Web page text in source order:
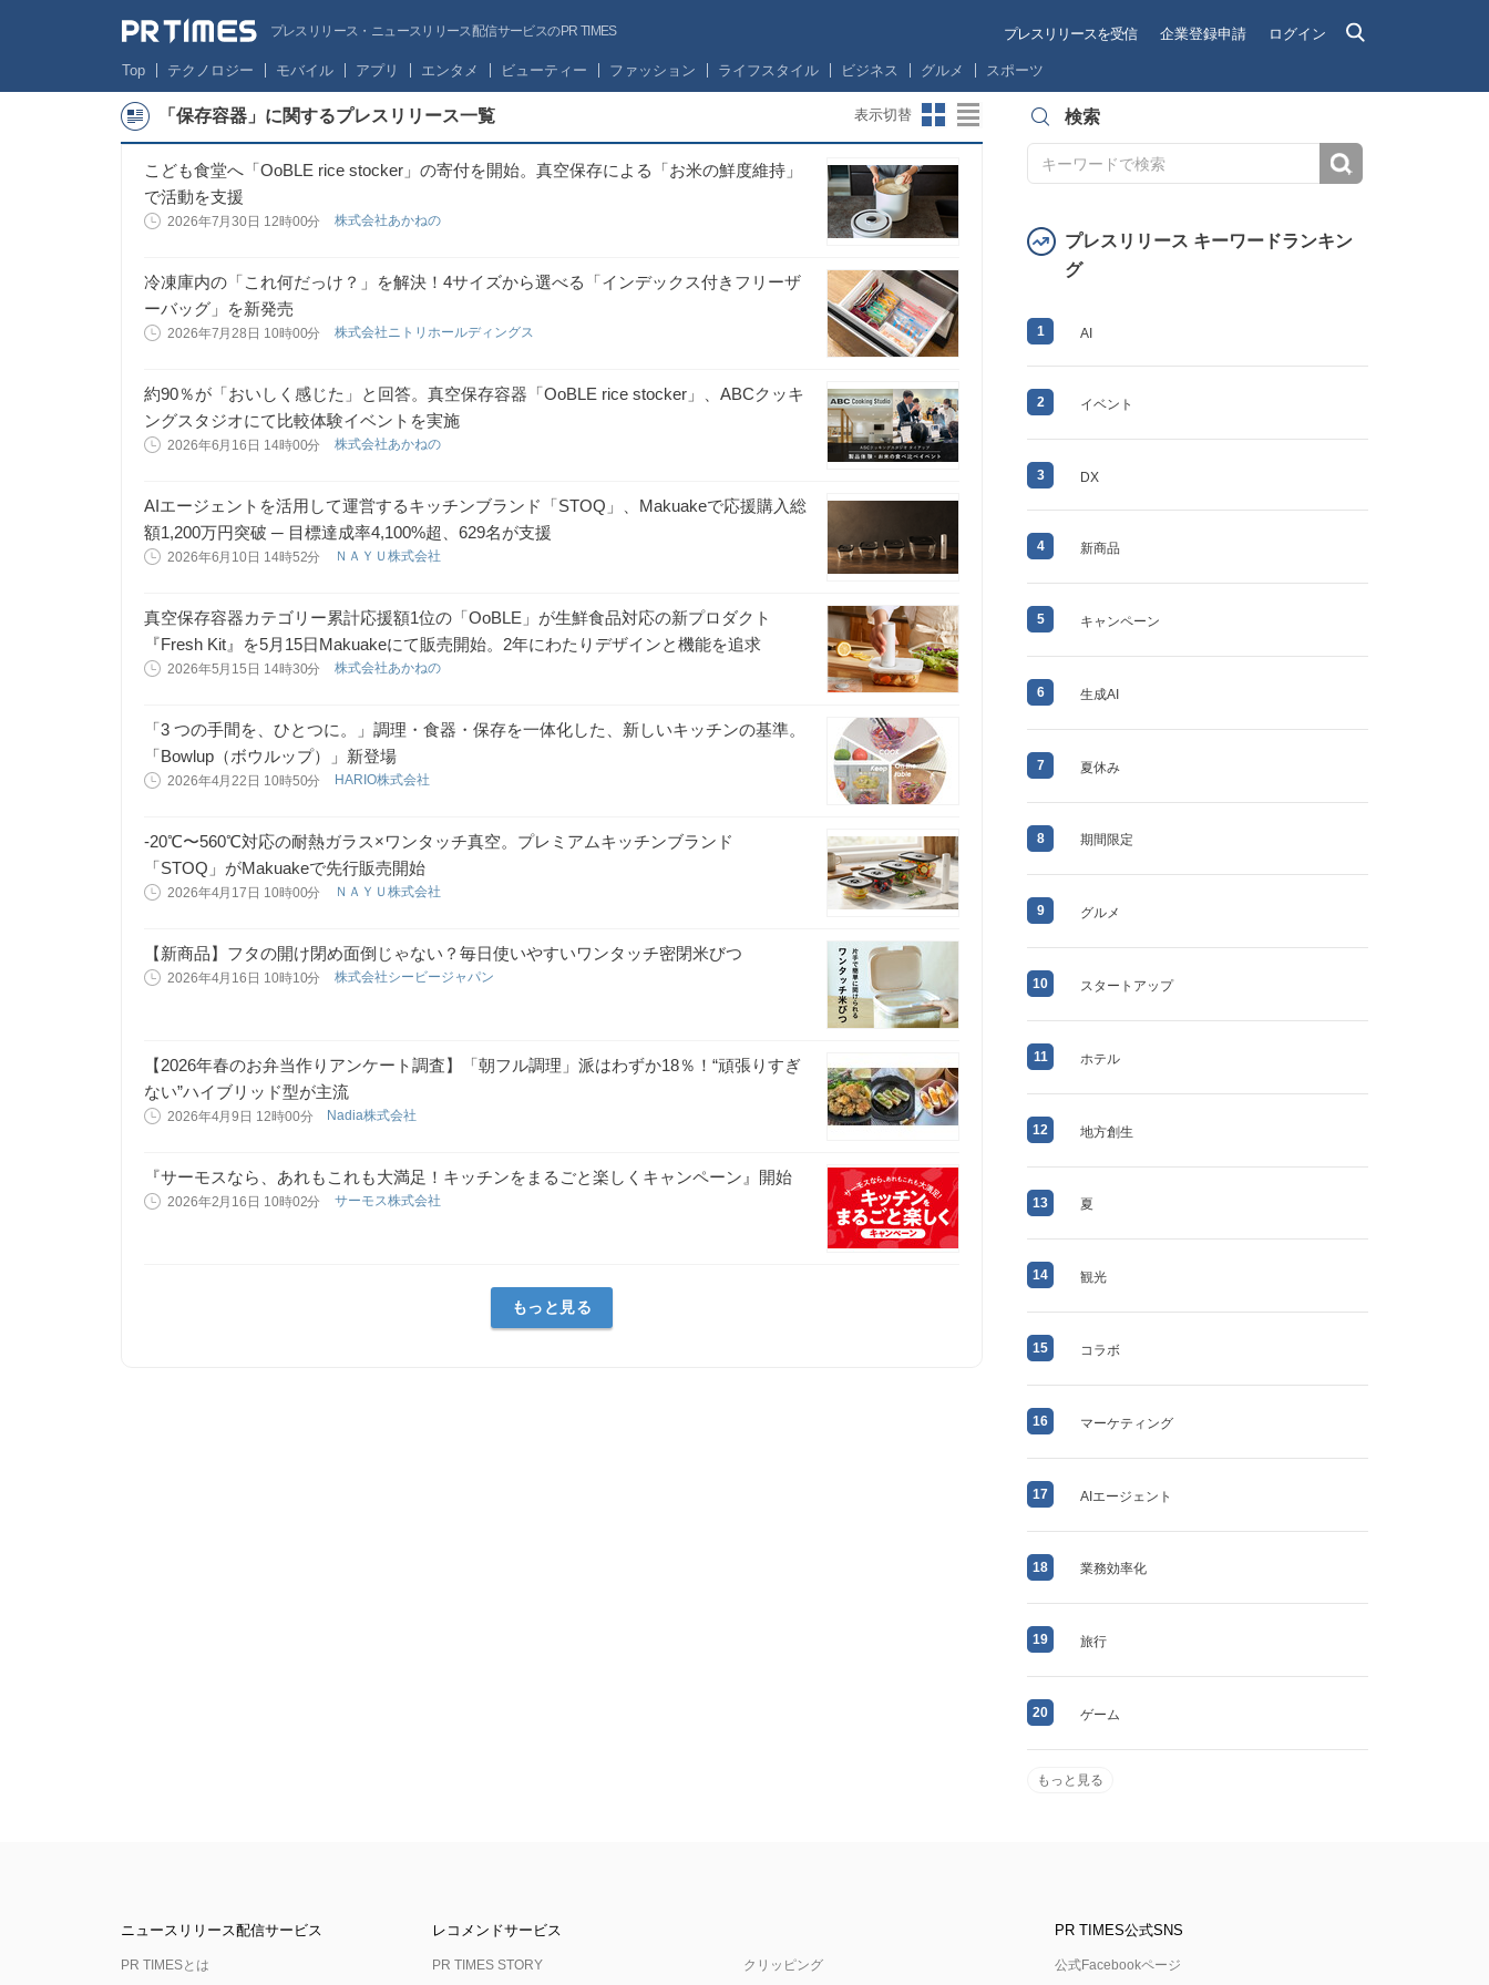
プレスリリース・ニュースリリース配信サービスのPR TIMES プレスリリースを受信 企業登録申請 ログイン
Top テクノロジー モバイル アプリ エンタメ ビューティー ファッション ライフスタイル ビジネス グルメ スポーツ
「保存容器」に関するプレスリリース一覧 表示切替
こども食堂へ「OoBLE rice stocker」の寄付を開始。真空保存による「お米の鮮度維持」
で活動を支援
2026年7月30日 12時00分 株式会社あかねの
冷凍庫内の「これ何だっけ？」を解決！4サイズから選べる「インデックス付きフリーザ
ーバッグ」を新発売
2026年7月28日 10時00分 株式会社ニトリホールディングス
約90％が「おいしく感じた」と回答。真空保存容器「OoBLE rice stocker」、ABCクッキ
ングスタジオにて比較体験イベントを実施
2026年6月16日 14時00分 株式会社あかねの
AIエージェントを活用して運営するキッチンブランド「STOQ」、Makuakeで応援購入総
額1,200万円突破 ─ 目標達成率4,100%超、629名が支援
2026年6月10日 14時52分 ＮＡＹＵ株式会社
真空保存容器カテゴリー累計応援額1位の「OoBLE」が生鮮食品対応の新プロダクト
『Fresh Kit』を5月15日Makuakeにて販売開始。2年にわたりデザインと機能を追求
2026年5月15日 14時30分 株式会社あかねの
「3 つの手間を、ひとつに。」調理・食器・保存を一体化した、新しいキッチンの基準。
「Bowlup（ボウルップ）」新登場
2026年4月22日 10時50分 HARIO株式会社
-20℃〜560℃対応の耐熱ガラス×ワンタッチ真空。プレミアムキッチンブランド
「STOQ」がMakuakeで先行販売開始
2026年4月17日 10時00分 ＮＡＹＵ株式会社
【新商品】フタの開け閉め面倒じゃない？毎日使いやすいワンタッチ密閉米びつ
2026年4月16日 10時10分 株式会社シービージャパン
【2026年春のお弁当作りアンケート調査】「朝フル調理」派はわずか18％！“頑張りすぎ
ない”ハイブリッド型が主流
2026年4月9日 12時00分 Nadia株式会社
『サーモスなら、あれもこれも大満足！キッチンをまるごと楽しくキャンペーン』開始
2026年2月16日 10時02分 サーモス株式会社
もっと見る
検索
プレスリリース キーワードランキン
グ
1 AI
2 イベント
3 DX
4 新商品
5 キャンペーン
6 生成AI
7 夏休み
8 期間限定
9 グルメ
10 スタートアップ
11 ホテル
12 地方創生
13 夏
14 観光
15 コラボ
16 マーケティング
17 AIエージェント
18 業務効率化
19 旅行
20 ゲーム
もっと見る
ニュースリリース配信サービス
PR TIMESとは
レコメンドサービス
PR TIMES STORY クリッピング
PR TIMES公式SNS
公式Facebookページ